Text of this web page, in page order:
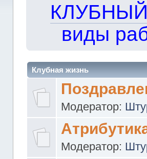
КЛУБНЫЙ
виды
Клубная жизнь
Модератор:
Модератор: